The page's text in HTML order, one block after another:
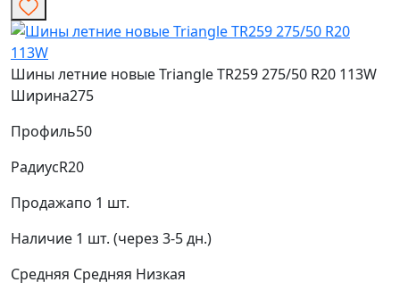
Шины летние новые Triangle TR259 275/50 R20 113W
Ширина275
Профиль50
РадиусR20
Продажапо 1 шт.
Наличие 1 шт. (через 3-5 дн.)
Средняя Средняя Низкая